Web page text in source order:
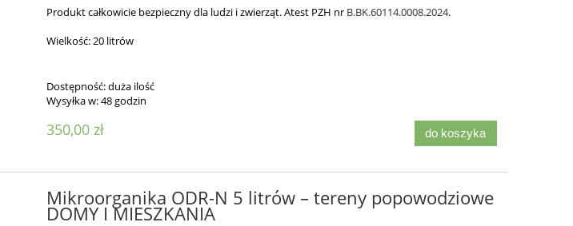
Produkt całkowicie bezpieczny dla ludzi i zwierząt. Atest PZH nr B.BK.60114.0008.2024.
Wielkość: 20 litrów
Dostępność:duża ilość
Wysyłka w:48 godzin
350,00 zł do koszyka
Mikroorganika ODR-N 5 litrów – tereny popowodziowe
DOMY I MIESZKANIA